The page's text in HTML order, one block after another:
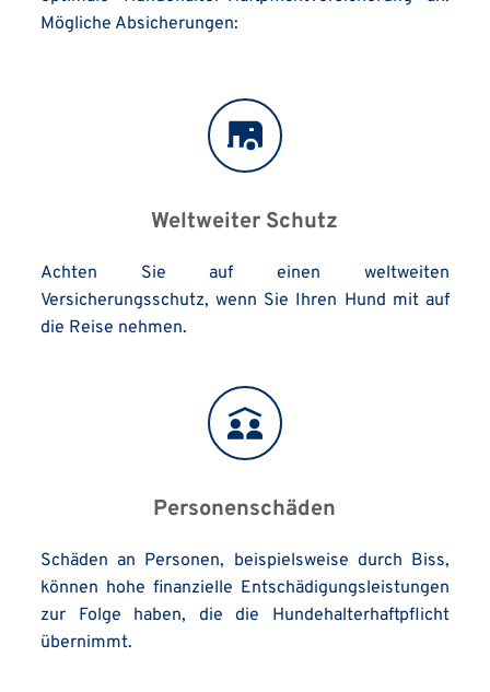
Mögliche Absicherungen:
Weltweiter Schutz
Achten Sie auf einen weltweiten
Versicherungsschutz, wenn Sie Ihren Hund mit auf
die Reise nehmen.
Personenschäden
Schäden an Personen, beispielsweise durch Biss,
können hohe finanzielle Entschädigungsleistungen
zur Folge haben, die die Hundehalterhaftpflicht
übernimmt.